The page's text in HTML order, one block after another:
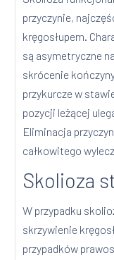
przyczynie,
kręgosłupem.
są asymetryczne
skrócenie
przykurcze w
pozycji leżącej
Eliminacja
całkowitego
Skolioza
W przypadku
skrzywienie
przypadków